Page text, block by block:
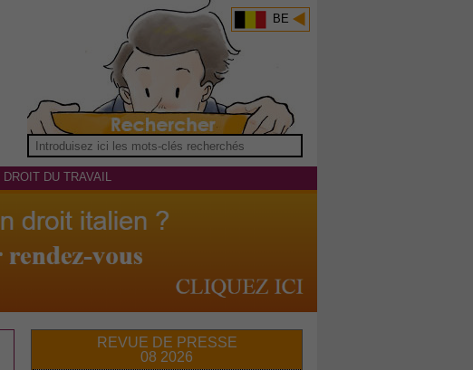
BE
DROIT DU TRAVAIL
REVUE DE PRESSE
08 2026